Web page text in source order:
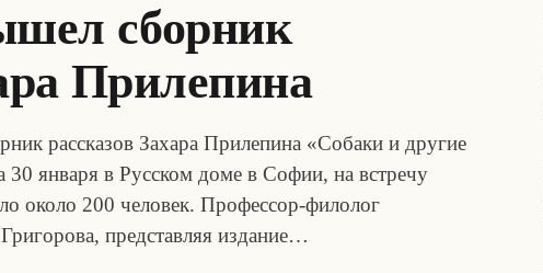
сборник
Прилепина
рассказов Захара Прилепина «Собаки и другие
января в Русском доме в Софии, на встречу
около 200 человек. Профессор-филолог
представляя издание…